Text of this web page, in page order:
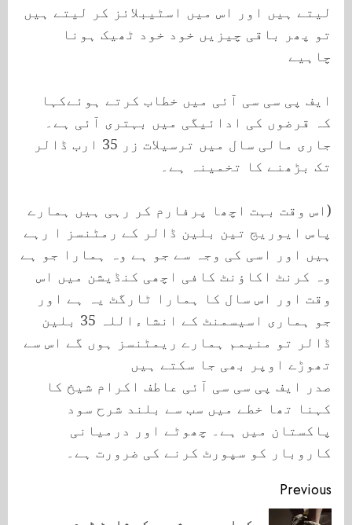
لیتے ہیں اور اس میں اسٹیبلائز کر لیتے ہیں
تو پھر باقی چیزیں خود خود ٹھیک ہونا
چاہیے
ایف پی سی سی آئی میں خطاب کرتے ہوئےکہا
کہ قرضوں کی ادائیگی میں بہتری آئی ہے۔
جاری مالی سال میں ترسیلات زر 35 ارب ڈالر
تک بڑھنے کا تخمینہ ہے۔
(اس وقت بہت اچھا پرفارم کر رہی ہیں ہمارے
پاس ایوریج تین بلین ڈالر کے رمٹنسز ا رہے
ہیں اور اسی کی وجہ سے جو ہے وہ ہمارا جو ہے
وہ کرنٹ اکاؤنٹ کافی اچھی کنڈیشن میں اس
وقت اور اس سال کا ہمارا ٹارگٹ یہ ہے اور
جو ہماری اسیسمنٹ کے انشاءاللہ 35 بلین
ڈالر تو منیمم ہمارے ریمٹنسز ہوں گے اس سے
تھوڑے اوپر بھی جا سکتے ہیں
صدر ایف پی سی سی آئی عاطف اکرام شیخ کا
کہنا تھا خطے میں سب سے بلند شرح سود
پاکستان میں ہے۔ چھوٹے اور درمیانی
کاروبار کو سپورٹ کرنے کی ضرورت ہے۔
Continue
Previous